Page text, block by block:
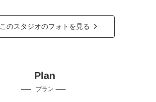
このスタジオのフォトを見る
Plan
プラン